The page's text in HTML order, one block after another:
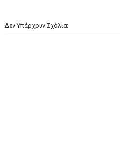
Δεν Υπάρχουν Σχόλια: